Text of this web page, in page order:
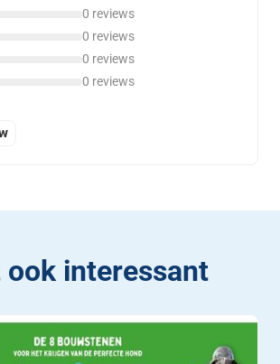
0 reviews
0 reviews
0 reviews
0 reviews
interessant